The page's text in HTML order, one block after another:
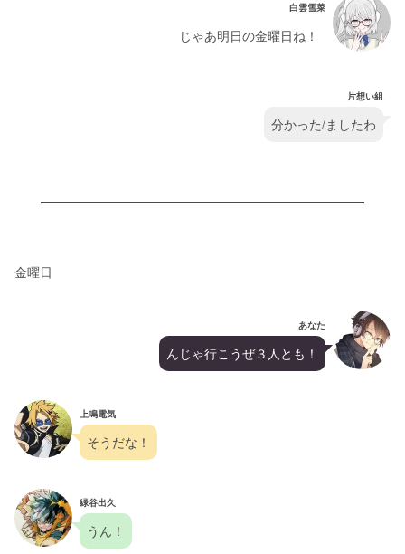
白雲雪菜
じゃあ明日の金曜日ね！
片想い組
分かった/ましたわ
金曜日
あなた
んじゃ行こうぜ３人とも！
上鳴電気
そうだな！
緑谷出久
うん！